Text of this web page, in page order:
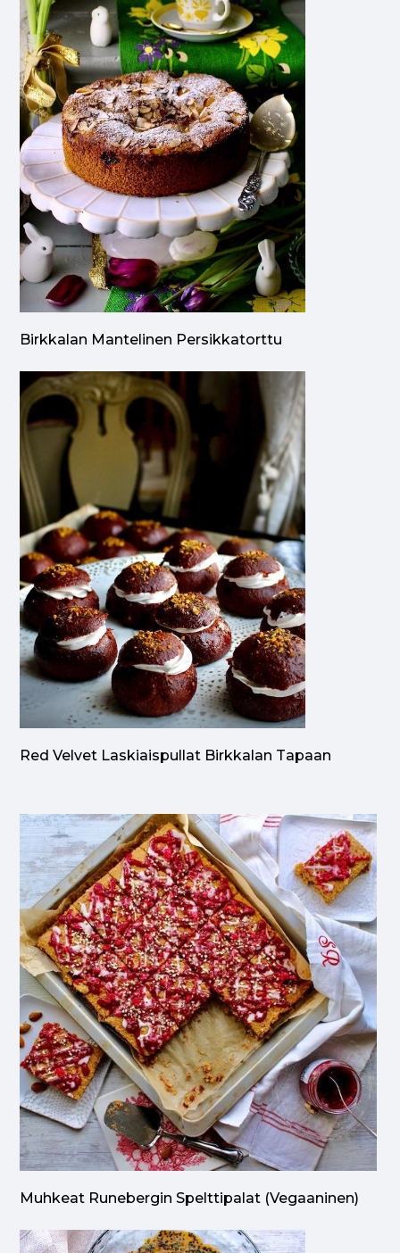
Birkkalan Mantelinen Persikkatorttu
Red Velvet Laskiaispullat Birkkalan Tapaan
Muhkeat Runebergin Spelttipalat (vegaaninen)